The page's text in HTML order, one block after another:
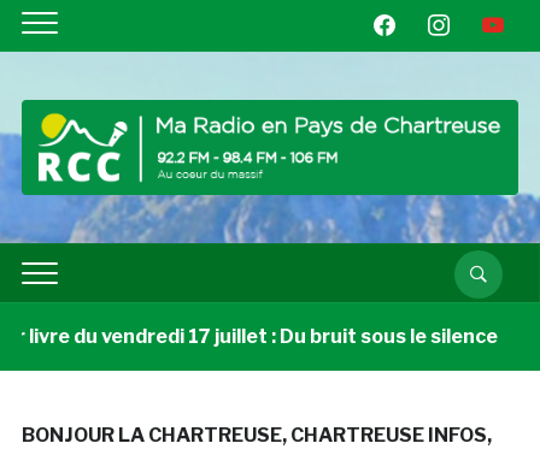
facebookinstagramyoutube
livre du vendredi 17 juillet : Du bruit sous le silence
BONJOUR LA CHARTREUSE, CHARTREUSE INFOS,